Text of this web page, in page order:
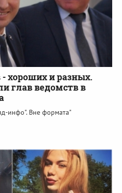
хороших и разных.
глав ведомств в
инфо". Вне формата"